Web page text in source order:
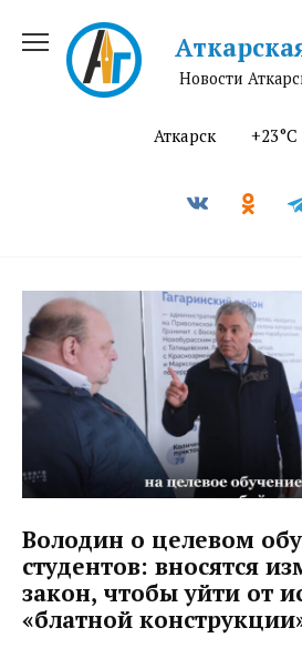
содержанию
Новости
Аткарск +23°C
Володин о целевом
студентов: вносятся
закон, чтобы уйти от
«блатной